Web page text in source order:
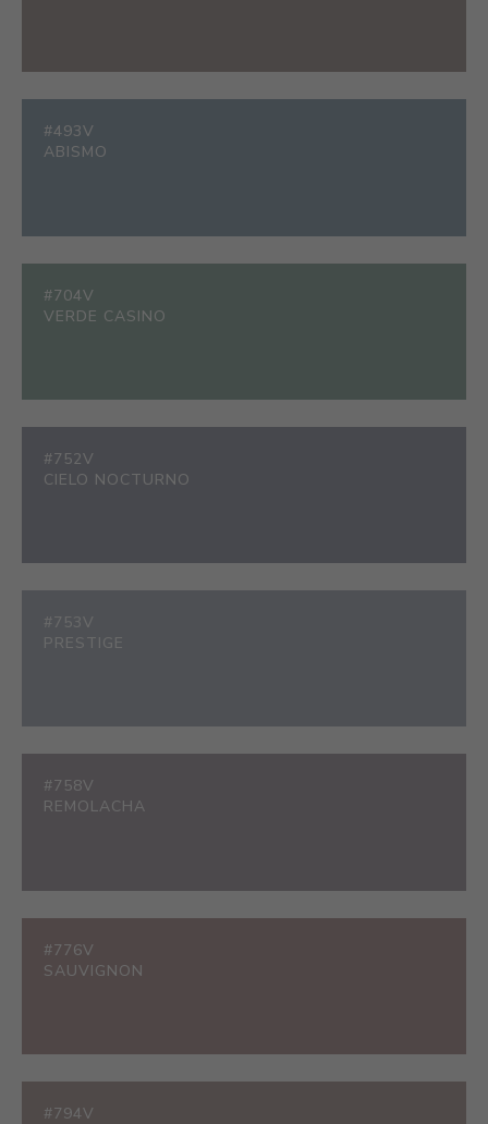
#493V
ABISMO
#704V
VERDE CASINO
#752V
CIELO NOCTURNO
#753V
PRESTIGE
#758V
REMOLACHA
#776V
SAUVIGNON
#794V